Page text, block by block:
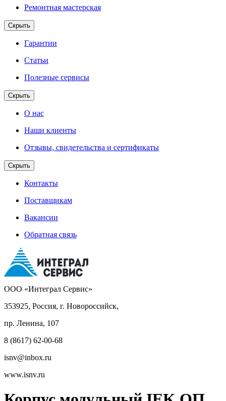
Ремонтная мастерская
Скрыть
Гарантии
Статьи
Полезные сервисы
Скрыть
О нас
Наши клиенты
Отзывы, свидетельства и сертификаты
Скрыть
Контакты
Поставщикам
Вакансии
Обратная связь
ООО «Интеграл Сервис»
353925, Россия, г. Новороссийск,
пр. Ленина, 107
8 (8617) 62-00-68
isnv@inbox.ru
www.isnv.ru